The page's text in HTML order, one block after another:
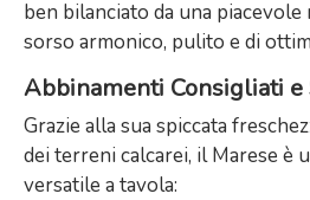
ben bilanciato da una
sorso armonico, pulito e di
Abbinamenti Consigliati e
Grazie alla sua spiccata
dei terreni calcarei, il Marese è
versatile a tavola: